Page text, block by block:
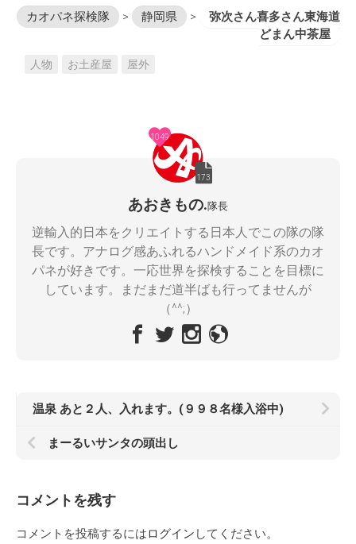
カオパネ探検隊 > 静岡県 >
弥次さん喜多さん東海道
どまん中茶屋
人物 お土産屋 屋外
173
1049
あおきもの.隊長
逆輸入的日本をクリエイトする日本人でこの隊の隊
長です。アナログ感あふれるハンドメイド系のカオ
パネが好きです。一応世界を探検することを目標に
しています。まだまだ道半ばも行ってませんが
（^^;）
温泉 あと２人、入れます。(９９８名様入浴中)
まーるいサンタの頭出し
コメントを残す
コメントを投稿するにはログイン してください。